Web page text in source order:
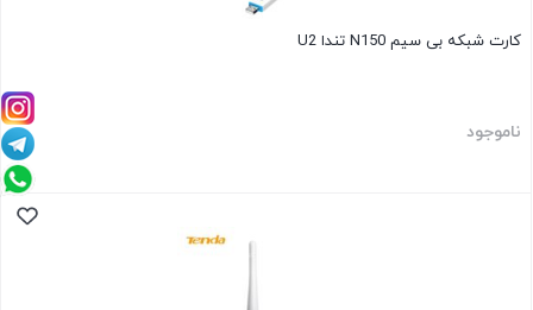
کارت شبکه بی سیم N150 تندا U2
ناموجود